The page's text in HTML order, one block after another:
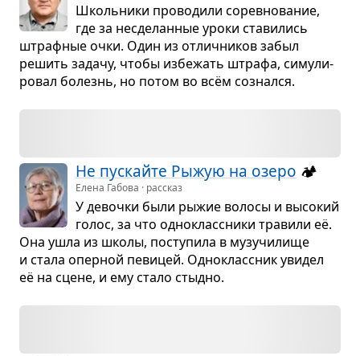
Школь­ники про­во­дили сорев­но­ва­ние,
где за несде­лан­ные уроки ста­ви­лись
штраф­ные очки. Один из отлич­ни­ков забыл
решить задачу, чтобы избе­жать штрафа, симу­ли­
ро­вал болезнь, но потом во всём сознался.
Не пус­кайте Рыжую на озеро 🏕️
Елена Габова · рассказ
У девочки были рыжие волосы и высо­кий
голос, за что одно­класс­ники тра­вили её.
Она ушла из школы, посту­пила в музу­чи­лище
и стала опер­ной певи­цей. Одно­класс­ник уви­дел
её на сцене, и ему стало стыдно.